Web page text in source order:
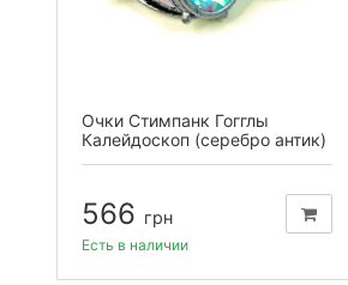
Очки Стимпанк Гогглы
Калейдоскоп (серебро антик)
566 грн
Есть в наличии